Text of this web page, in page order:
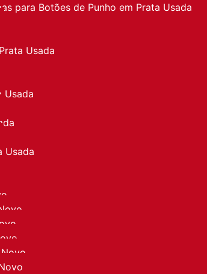
para Botões de Punho em Prata Usada
Usada
Usada
Usada